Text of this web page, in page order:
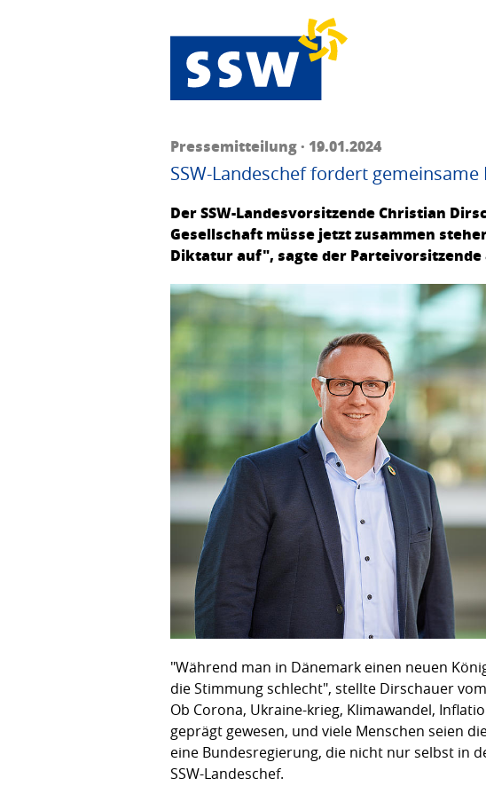
Pressemitteilung · 19.01.2024
SSW-Landeschef fordert
Der SSW-Landesvorsitzende Christian
Gesellschaft müsse jetzt zusammen
Diktatur auf", sagte der Parteivorsitzende
"Während man in Dänemark einen neuen
die Stimmung schlecht", stellte Dirschauer
Ob Corona, Ukraine-krieg, Klimawandel,
geprägt gewesen, und viele Menschen seien
eine Bundesregierung, die nicht nur selbst in
SSW-Landeschef.